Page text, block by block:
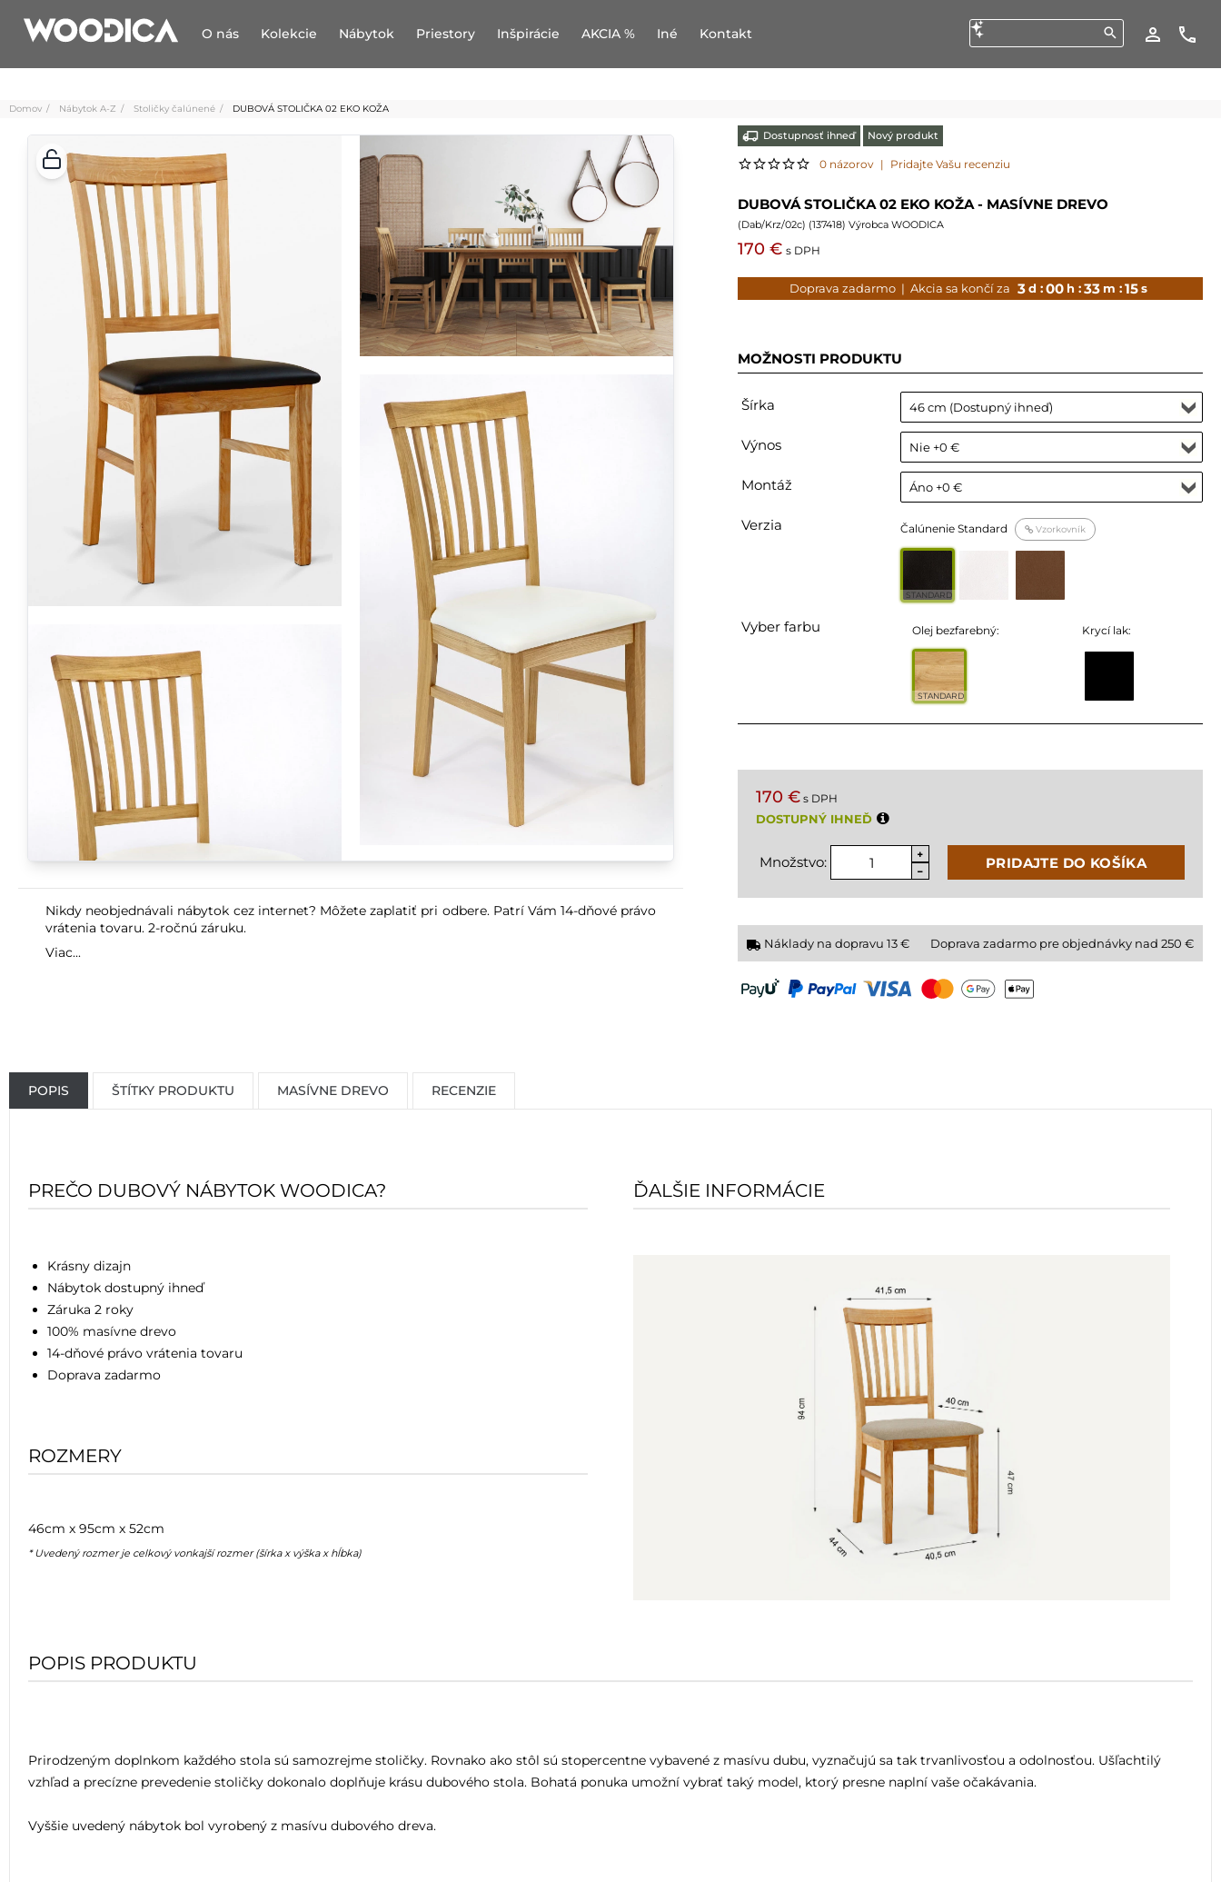
O nás Kolekcie Nábytok Priestory Inšpirácie AKCIA % Iné Kontakt
Domov Nábytok A-Z Stoličky čalúnené DUBOVÁ STOLIČKA 02 EKO KOŽA
Nikdy neobjednávali nábytok cez internet? Môžete zaplatiť pri odbere. Patrí Vám 14-dňové právo
vrátenia tovaru. 2-ročnú záruku.
Viac...
Dostupnosť ihneď Nový produkt
0 názorov | Pridajte Vašu recenziu
DUBOVÁ STOLIČKA 02 EKO KOŽA - MASÍVNE DREVO
(Dab/Krz/02c) (137418) Výrobca WOODICA
170 € s DPH
Doprava zadarmo | Akcia sa končí za 3d :00 h :33 m :14 s
MOŽNOSTI PRODUKTU
Šírka
Výnos
Montáž
Verzia Čalúnenie Standard Vzorkovník
STANDARD
Vyber farbu Olej bezfarebný:
STANDARD
Krycí lak:
170 € s DPH
DOSTUPNÝ IHNEĎ
Množstvo: PRIDAJTE DO KOŠÍKA
Náklady na dopravu13€ Doprava zadarmo pre objednávky nad 250 €
POPIS ŠTÍTKY PRODUKTU MASÍVNE DREVO RECENZIE
PREČO DUBOVÝ NÁBYTOK WOODICA?
Krásny dizajn
Nábytok dostupný ihneď
Záruka 2 roky
100% masívne drevo
14-dňové právo vrátenia tovaru
Doprava zadarmo
ROZMERY
46cm x 95cm x 52cm
* Uvedený rozmer je celkový vonkajší rozmer (šírka x výška x hĺbka)
ĎALŠIE INFORMÁCIE
POPIS PRODUKTU
Prirodzeným doplnkom každého stola sú samozrejme stoličky. Rovnako ako stôl sú stopercentne vybavené z masívu dubu, vyznačujú sa tak trvanlivosťou a odolnosťou. Ušľachtilý
vzhľad a precízne prevedenie stoličky dokonalo doplňuje krásu dubového stola. Bohatá ponuka umožní vybrať taký model, ktorý presne naplní vaše očakávania.
Vyššie uvedený nábytok bol vyrobený z masívu dubového dreva.